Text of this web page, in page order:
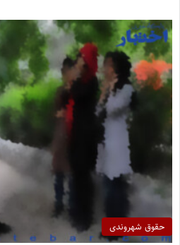
حقوق شهروندی